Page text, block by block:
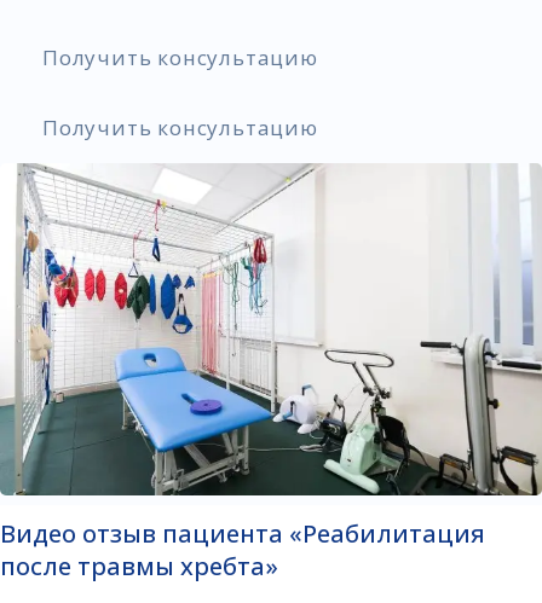
Получить консультацию
Получить консультацию
Видео отзыв пациента «Реабилитация
после травмы хребта»